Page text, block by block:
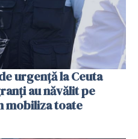
urgență la Ceuta
au năvălit pe
mobiliza toate